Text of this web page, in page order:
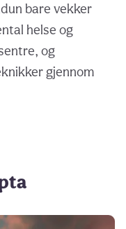
bare vekker
helse og
og
gjennom